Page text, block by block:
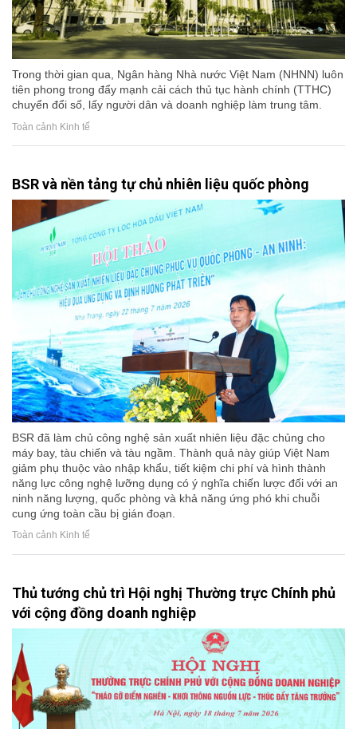
Trong thời gian qua, Ngân hàng Nhà nước Việt Nam (NHNN) luôn
tiên phong trong đẩy mạnh cải cách thủ tục hành chính (TTHC)
chuyển đổi số, lấy người dân và doanh nghiệp làm trung tâm.
Toàn cảnh Kinh tế
BSR và nền tảng tự chủ nhiên liệu quốc phòng
BSR đã làm chủ công nghệ sản xuất nhiên liệu đặc chủng cho
máy bay, tàu chiến và tàu ngầm. Thành quả này giúp Việt Nam
giảm phụ thuộc vào nhập khẩu, tiết kiệm chi phí và hình thành
năng lực công nghệ lưỡng dụng có ý nghĩa chiến lược đối với an
ninh năng lượng, quốc phòng và khả năng ứng phó khi chuỗi
cung ứng toàn cầu bị gián đoạn.
Toàn cảnh Kinh tế
Thủ tướng chủ trì Hội nghị Thường trực Chính phủ
với cộng đồng doanh nghiệp